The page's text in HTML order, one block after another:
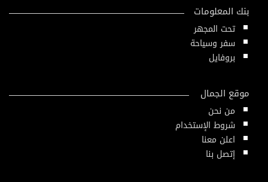
بنك المعلومات
تحت المجهر
سفر وسياحة
بروفايل
موقع الجمال
من نحن
شروط الإستخدام
اعلن معنا
إتصل بنا